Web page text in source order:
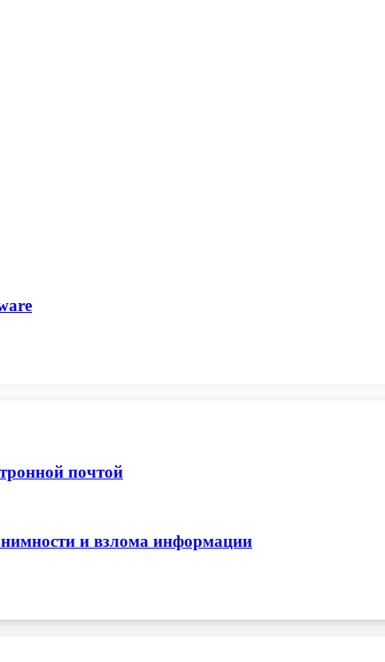
почтой
и взлома информации